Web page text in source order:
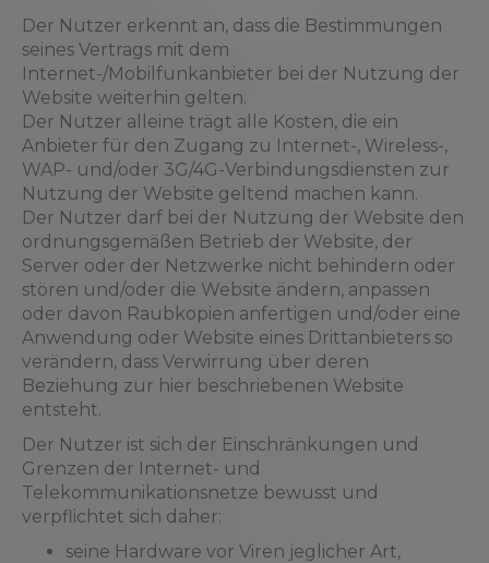
Der Nutzer erkennt an, dass die Bestimmungen
seines Vertrags mit dem
Internet-/Mobilfunkanbieter bei der Nutzung der
Website weiterhin gelten.
Der Nutzer alleine trägt alle Kosten, die ein
Anbieter für den Zugang zu Internet-, Wireless-,
WAP- und/oder 3G/4G-Verbindungsdiensten zur
Nutzung der Website geltend machen kann.
Der Nutzer darf bei der Nutzung der Website den
ordnungsgemäßen Betrieb der Website, der
Server oder der Netzwerke nicht behindern oder
stören und/oder die Website ändern, anpassen
oder davon Raubkopien anfertigen und/oder eine
Anwendung oder Website eines Drittanbieters so
verändern, dass Verwirrung über deren
Beziehung zur hier beschriebenen Website
entsteht.
Der Nutzer ist sich der Einschränkungen und
Grenzen der Internet- und
Telekommunikationsnetze bewusst und
verpflichtet sich daher:
seine Hardware vor Viren jeglicher Art,